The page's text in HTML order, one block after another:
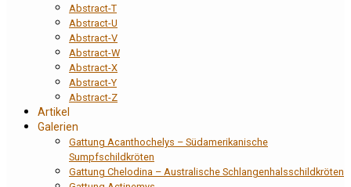
Abstract-T
Abstract-U
Abstract-V
Abstract-W
Abstract-X
Abstract-Y
Abstract-Z
Artikel
Galerien
Gattung Acanthochelys – Südamerikanische
Sumpfschildkröten
Gattung Chelodina – Australische Schlangenhalsschildkröten